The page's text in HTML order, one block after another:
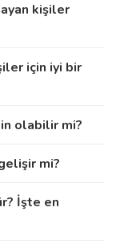
kişiler
için iyi bir
olabilir mi?
mi?
İşte en